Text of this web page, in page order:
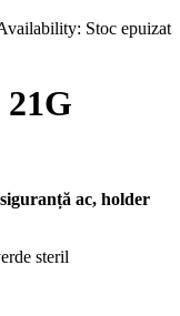
Stoc epuizat
ac, holder
steril